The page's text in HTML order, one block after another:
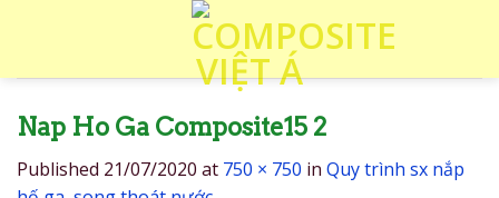
Nap Ho Ga Composite15 2
Published 21/07/2020 at 750 × 750 in Quy trình sx nắp